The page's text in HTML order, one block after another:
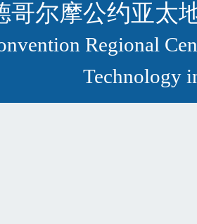
哥尔摩公约亚太
Regional
Technology